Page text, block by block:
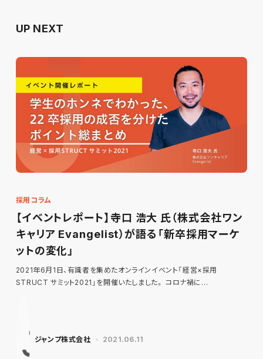
UP NEXT
採用コラム
【イベントレポート】寺口 浩大 氏（株式会社ワン
キャリア Evangelist）が語る「新卒採用マーケ
ットの変化」
2021年6月1日、有識者を集めたオンラインイベント「経営×採用
STRUCT サミット2021」を開催いたしました。 コロナ禍に…
ジャンプ株式会社 2021.06.11